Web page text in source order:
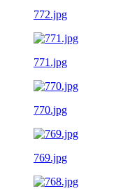
772.jpg
771.jpg
770.jpg
769.jpg